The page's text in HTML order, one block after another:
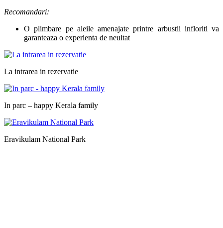
Recomandari:
O plimbare pe aleile amenajate printre arbustii infloriti va
garanteaza o experienta de neuitat
La intrarea in rezervatie
In parc – happy Kerala family
Eravikulam National Park